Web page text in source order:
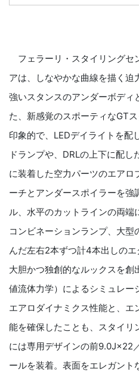
フェラーリ・スタイリングセ
アは、しなやかな曲線を描く迫
強いスタンスのアンダーボディ
た、新感覚のスポーティなGT
印象的で、LEDデイライトを配
ドランプや、DRLの上下に配
に装着した空力パーツのエアロ
ーチとアンダースポイラーを強
ル、水平のカットラインの両
コンビネーションランプ、大
んだ左右2本ずつ計4本出しのエ
大胆かつ独創的なルックスを創
値流体力学）によるシミュレー
エアロダイナミクス性能と、エ
能を確保したことも、スタイリ
には専用デザインの前9.0J×22
ールを装着。表面をエレガント